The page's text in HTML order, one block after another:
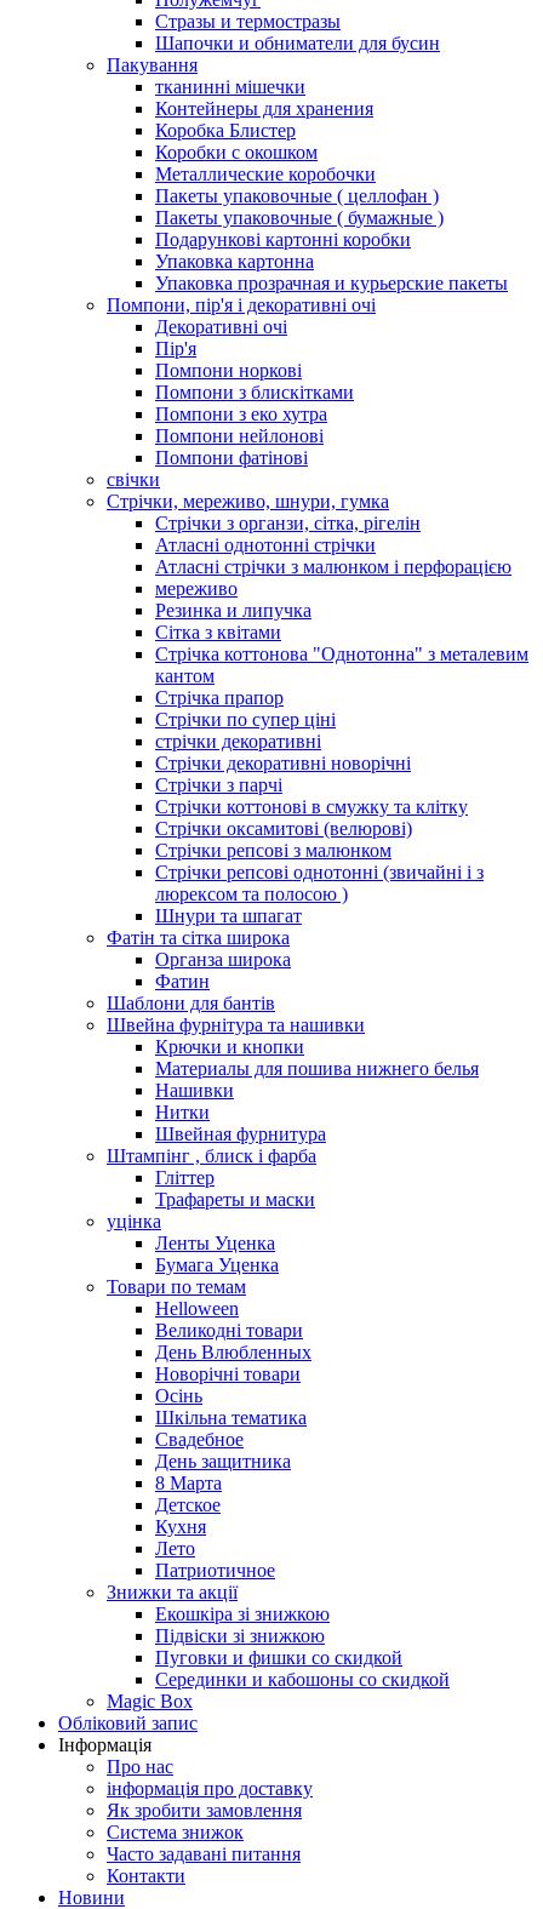
Стразы и термостразы
Шапочки и обниматели для бусин
Пакування
тканинні мішечки
Контейнеры для хранения
Коробка Блистер
Коробки с окошком
Металлические коробочки
Пакеты упаковочные ( целлофан )
Пакеты упаковочные ( бумажные )
Подарункові картонні коробки
Упаковка картонна
Упаковка прозрачная и курьерские пакеты
Помпони, пір'я і декоративні очі
Декоративні очі
Пір'я
Помпони норкові
Помпони з блискітками
Помпони з еко хутра
Помпони нейлонові
Помпони фатінові
свічки
Стрічки, мереживо, шнури, гумка
Стрічки з органзи, сітка, рігелін
Атласні однотонні стрічки
Атласні стрічки з малюнком і перфорацією
мереживо
Резинка и липучка
Сітка з квітами
Стрічка коттонова "Однотонна" з металевим
кантом
Стрічка прапор
Стрічки по супер ціні
стрічки декоративні
Стрічки декоративні новорічні
Стрічки з парчі
Стрічки коттонові в смужку та клітку
Стрічки оксамитові (велюрові)
Стрічки репсові з малюнком
Стрічки репсові однотонні (звичайні і з
люрексом та полосою )
Шнури та шпагат
Фатін та сітка широка
Органза широка
Фатин
Шаблони для бантів
Швейна фурнітура та нашивки
Крючки и кнопки
Материалы для пошива нижнего белья
Нашивки
Нитки
Швейная фурнитура
Штампінг , блиск і фарба
Гліттер
Трафареты и маски
уцінка
Ленты Уценка
Бумага Уценка
Товари по темам
Helloween
Великодні товари
День Влюбленных
Новорічні товари
Осінь
Шкільна тематика
Свадебное
День защитника
8 Марта
Детское
Кухня
Лето
Патриотичное
Знижки та акції
Екошкіра зі знижкою
Підвіски зі знижкою
Пуговки и фишки со скидкой
Серединки и кабошоны со скидкой
Magic Box
Обліковий запис
Інформація
Про нас
інформація про доставку
Як зробити замовлення
Система знижок
Часто задавані питання
Контакти
Новини